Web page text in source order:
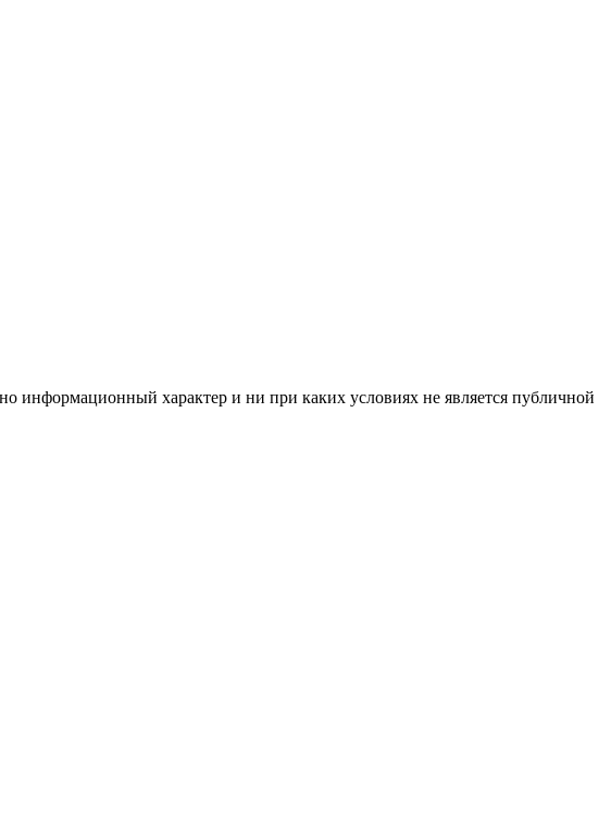
информационный характер и ни при каких условиях не является публичной